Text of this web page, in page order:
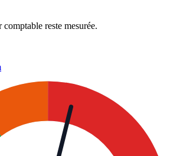
reste mesurée.